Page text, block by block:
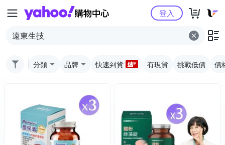
Yahoo購物中心登入
分類 品牌 快速到貨 有現貨 挑戰低價 價